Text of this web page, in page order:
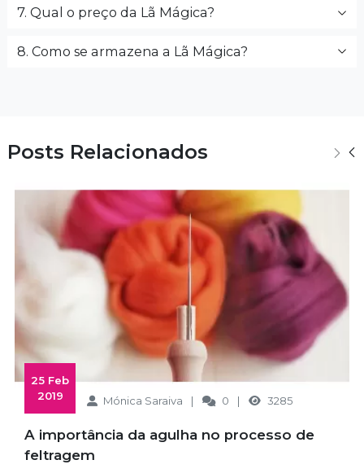
7. Qual o preço da Lã Mágica?
8. Como se armazena a Lã Mágica?
Posts Relacionados
Mónica Saraiva 0 3285
2019
A importância da agulha no processo de
feltragem